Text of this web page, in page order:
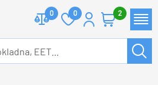
0 0 2